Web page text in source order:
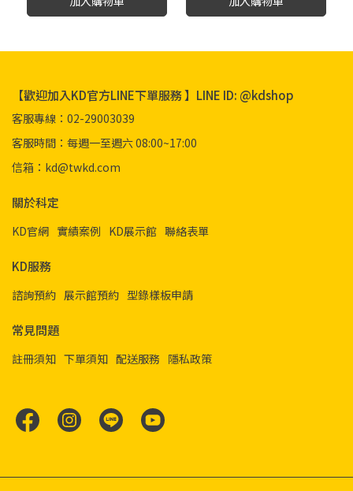
【歡迎加入KD官方LINE下單服務 】LINE ID: @kdshop
客服專線：02-29003039
客服時間：每週一至週六 08:00~17:00
信箱：kd@twkd.com
關於科定
KD官網 實績案例 KD展示館 聯絡表單
KD服務
諮詢預約 展示館預約 型錄樣板申請
常見問題
註冊須知 下單須知 配送服務 隱私政策